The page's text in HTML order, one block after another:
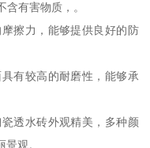
有害物质，。
擦力，能够提供良好的防
有较高的耐磨性，能够承
透水砖外观精美，多种颜
观。